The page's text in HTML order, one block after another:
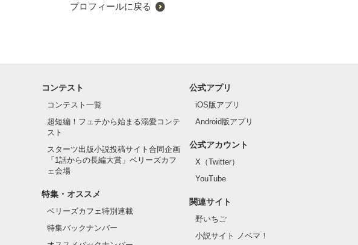
プロフィールに戻る
コンテスト
コンテスト一覧
超短編！フェチから始まる溺愛コンテ
スト
スターツ出版小説投稿サイト合同企画
「1話からの長編大賞」ベリーズカフ
ェ会場
特集・オススメ
ベリーズカフェ特別連載
特集バックナンバー
公式アプリ
iOS版アプリ
Android版アプリ
公式アカウント
X（Twitter）
YouTube
関連サイト
野いちご
小説サイト ノベマ！